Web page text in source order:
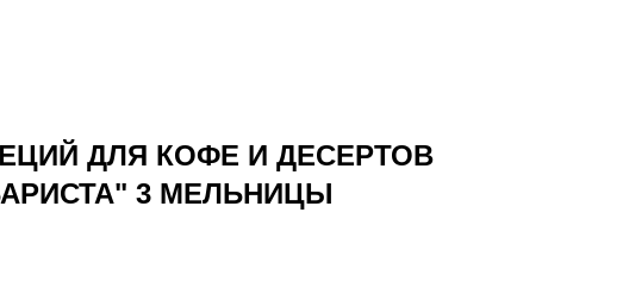
ДЛЯ КОФЕ И ДЕСЕРТОВ
3 МЕЛЬНИЦЫ